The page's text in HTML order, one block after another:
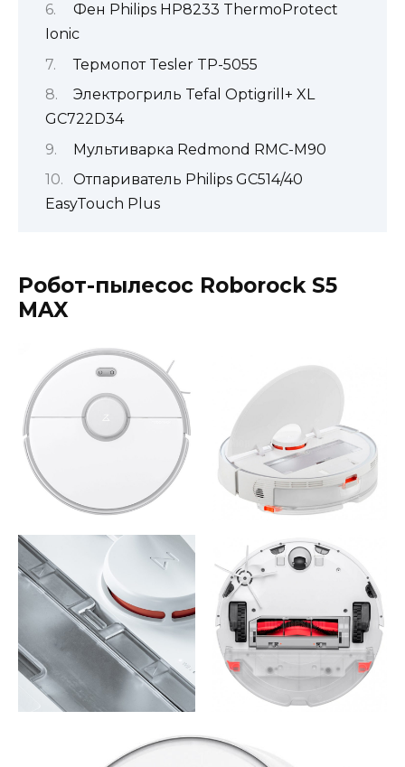
Фен Philips HP8233 ThermoProtect
Ionic
Термопот Tesler TP-5055
Электрогриль Tefal Optigrill+ XL
GC722D34
Мультиварка Redmond RMC-M90
Отпариватель Philips GC514/40
EasyTouch Plus
Робот-пылесос Roborock S5
MAX